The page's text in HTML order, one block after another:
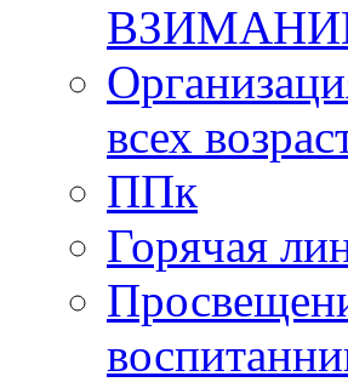
всех
ППк
Горячая